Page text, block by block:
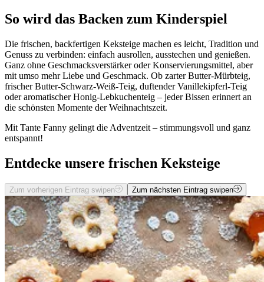
So wird das Backen zum Kinderspiel
Die frischen, backfertigen Keksteige machen es leicht, Tradition und
Genuss zu verbinden: einfach ausrollen, ausstechen und genießen.
Ganz ohne Geschmacksverstärker oder Konservierungsmittel, aber
mit umso mehr Liebe und Geschmack. Ob zarter Butter-Mürbteig,
frischer Butter-Schwarz-Weiß-Teig, duftender Vanillekipferl-Teig
oder aromatischer Honig-Lebkuchenteig – jeder Bissen erinnert an
die schönsten Momente der Weihnachtszeit.
Mit Tante Fanny gelingt die Adventzeit – stimmungsvoll und ganz
entspannt!
Entdecke unsere frischen Keksteige
Zum vorherigen Eintrag swipen Zum nächsten Eintrag swipen